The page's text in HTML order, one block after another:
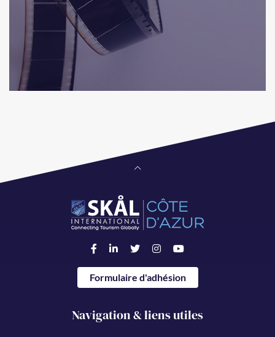
Formulaire d'adhésion
Navigation & liens utiles